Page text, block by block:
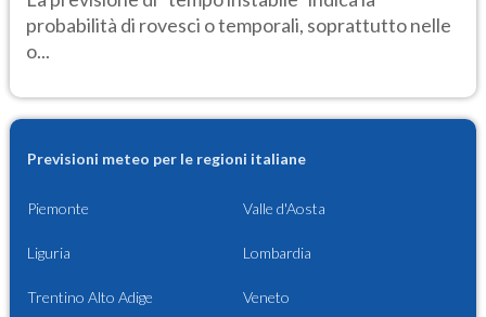
probabilità di rovesci o temporali, soprattutto nelle
o...
Previsioni meteo per le regioni italiane
Piemonte Valle d'Aosta
Liguria Lombardia
Trentino Alto Adige Veneto